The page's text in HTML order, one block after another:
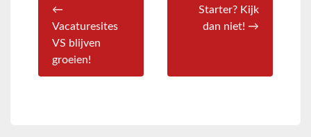
←
Vacaturesites
VS blijven
groeien!
Starter? Kijk
dan niet! →